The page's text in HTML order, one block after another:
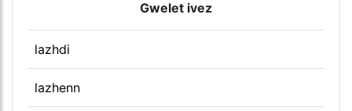
Gwelet ivez
lazhdi
lazhenn